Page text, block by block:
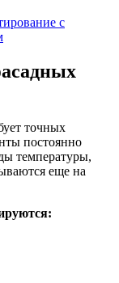
точных
постоянно
температуры,
еще на